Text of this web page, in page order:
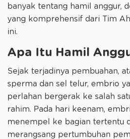
banyak tentang hamil anggur,
yang komprehensif dari Tim
ini.
Apa Itu Hamil
Sejak terjadinya pembuahan,
sperma dan sel telur, embrio
perlahan bergerak ke salah
rahim. Pada hari keenam,
menempel ke bagian tertentu
merangsang pertumbuhan